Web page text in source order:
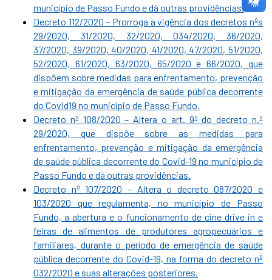
município de Passo Fundo e dá outras providências.
Decreto 112/2020 – Prorroga a vigência dos decretos nºs
29/2020, 31/2020, 32/2020, 034/2020, 36/2020,
37/2020, 39/2020, 40/2020, 41/2020, 47/2020, 51/2020,
52/2020, 61/2020, 63/2020, 65/2020 e 66/2020, que
dispõem sobre medidas para enfrentamento, prevenção
e mitigação da emergência de saúde pública decorrente
do Covid19 no município de Passo Fundo.
Decreto nº 108/2020 – Altera o art. 9º do decreto n.º
29/2020, que dispõe sobre as medidas para
enfrentamento, prevenção e mitigação da emergência
de saúde pública decorrente do Covid-19 no município de
Passo Fundo e dá outras providências.
Decreto nº 107/2020 – Altera o decreto 087/2020 e
103/2020 que regulamenta, no município de Passo
Fundo, a abertura e o funcionamento de cine drive in e
feiras de alimentos de produtores agropecuários e
familiares, durante o período de emergência de saúde
pública decorrente do Covid-19, na forma do decreto nº
032/2020 e suas alterações posteriores.